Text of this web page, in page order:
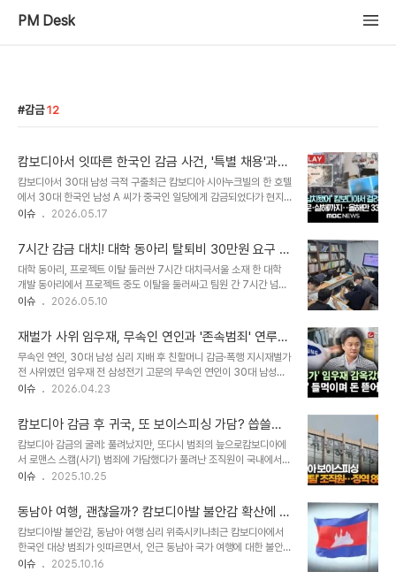
PM Desk
감금 12
캄보디아서 잇따른 한국인 감금 사건, '특별 채용'과
'로맨스 스캠'의 위험성
캄보디아서 30대 남성 극적 구출최근 캄보디아 시아누크빌의 한 호텔
에서 30대 한국인 남성 A 씨가 중국인 일당에게 감금되었다가 현지
경찰과의 공조로 무사히 구조되는 사건이 발생했습니다. A 씨는 '장애
한 달 넘게 감금되었으며, 탈출 시도 후에는 2만 달러의 몸값을 요구받
았습니다. 한국대사관에 보낸 구조 이메일 덕분에 양국 경찰의 신속한
공조 작전이 이루어졌습니다. 감금 용의자 검거 및 구출 작전현지 경찰
20여 명이 투입되어 호텔 주변을 차단하고, A 씨를 빼돌리려던 중국
인 3명을 포착하여 신고 접수 9시간 만에 검거했습니다. 이로써 A 씨
로 A 씨를 유인한 브..
이슈 2026.05.17
7시간 감금 대치! 대학 동아리 탈퇴비 30만원 요구 사
건의 진실
대학 동아리, 프로젝트 이탈 둘러싼 7시간 대치극서울 소재 한 대학
개발 동아리에서 프로젝트 중도 이탈을 둘러싸고 팀원 간 7시간 넘는
대치가 발생했습니다. 탈퇴를 원했던 학생은 팀원들을 감금 및 공갈 혐
지난해 11월 교내 스터디룸에서 애플리케이션 개발 프로젝트를 진행
하던 중 팀원 A씨가 해외여행 일정으로 프로젝트를 그만두겠다고 밝
히면서 시작되었습니다. 탈퇴 요구에 '30만원 요구'…7시간 30분간
이어진 실랑이팀원들은 A씨의 이탈에 즉각 반발하며 '탈퇴는 안 된다',
'규칙을 지켜야 한다'고 주장했습니다. 출입문을 막고 '탈퇴하려면 30
A씨를 붙잡았습니다. 이..
이슈 2026.05.10
재벌가 사위 임우재, 무속인 연인과 '존속범죄' 연루
징역 1년 실형
무속인 연인, 30대 남성 심리 지배 후 친할머니 감금·폭행 지시재벌가
전 사위였던 임우재 전 삼성전기 고문의 무속인 연인이 30대 남성을
심리적으로 지배하여 그의 친할머니를 감금하고 폭행하도록 지시한
선고받았습니다. 디스패치 보도에 따르면, 지난해 4월 경기도 연천에
서 30대 남성 A씨가 자신의 친할머니를 6일간 감금하고 폭행한 사건
의 배후에 임 전 고문과 그의 무속인 연인의 심리적 지배가 있었던 것
으로 밝혀졌습니다. 이 사건으로 A씨는 존속감금치상 등의 혐의로 징
역 3년을 선고받았습니다. 임우재, 과거 인연으로 접근 후 신뢰 얻어
지 소유의 농가 컨테이너에 머..
이슈 2026.04.23
캄보디아 감금 후 귀국, 또 보이스피싱 가담? 씁쓸한
현실과 재발 방지책
캄보디아 감금의 굴레: 풀려났지만, 또다시 범죄의 늪으로캄보디아에
서 로맨스 스캠(사기) 범죄에 가담했다가 풀려난 조직원이 국내에서
또 다른 보이스피싱 범죄에 연루되어 법정에 서게 된 안타까운 소식이
록 강요받았지만, 귀국 후에도 보이스피싱 조직의 유혹을 뿌리치지 못
했습니다. 이는 단순히 개인의 일탈을 넘어, 해외 범죄 조직의 끈질긴
유혹과 취약한 현실을 보여주는 사례입니다. 보이스피싱 조직의 덫: 중
계기 관리, 20만 원의 유혹A 씨는 지난해 4월, 네이버 '밴드'를 통해
보이스피싱 조직으로부터 통신 중계기 설치 및 관리를 제안받았습니
이슈 2025.10.25
동남아 여행, 괜찮을까? 캄보디아발 불안감 확산에 여
행업계 '촉각'
캄보디아발 불안감, 동남아 여행 심리 위축시키나최근 캄보디아에서
한국인 대상 범죄가 잇따르면서, 인근 동남아 국가 여행에 대한 불안감
이 커지고 있습니다. 사회관계망서비스(SNS)를 통해 범행 방식과 생
이슈 2025.10.16